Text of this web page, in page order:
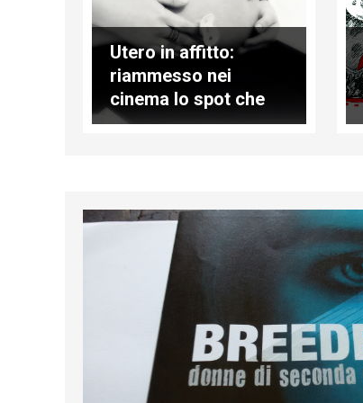
Utero in affitto:
riammesso nei
cinema lo spot che
era stato censurato